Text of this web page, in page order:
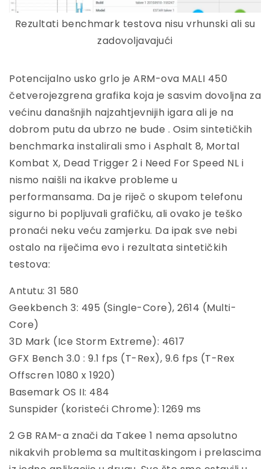
Rezultati benchmark testova nisu vrhunski ali su
zadovoljavajući
Potencijalno usko grlo je ARM-ova MALI 450
četverojezgrena grafika koja je sasvim dovoljna za
većinu današnjih najzahtjevnijih igara ali je na
dobrom putu da ubrzo ne bude . Osim sintetičkih
benchmarka instalirali smo i Asphalt 8, Mortal
Kombat X, Dead Trigger 2 i Need For Speed NL i
nismo naišli na ikakve probleme u
performansama. Da je riječ o skupom telefonu
sigurno bi popljuvali grafičku, ali ovako je teško
pronaći neku veću zamjerku. Da ipak sve nebi
ostalo na riječima evo i rezultata sintetičkih
testova:
Antutu: 31 580
Geekbench 3: 495 (Single-Core), 2614 (Multi-
Core)
3D Mark (Ice Storm Extreme): 4617
GFX Bench 3.0 : 9.1 fps (T-Rex), 9.6 fps (T-Rex
Offscren 1080 x 1920)
Basemark OS II: 484
Sunspider (koristeći Chrome): 1269 ms
2 GB RAM-a znači da Takee 1 nema apsolutno
nikakvih problema sa multitaskingom i prelascima